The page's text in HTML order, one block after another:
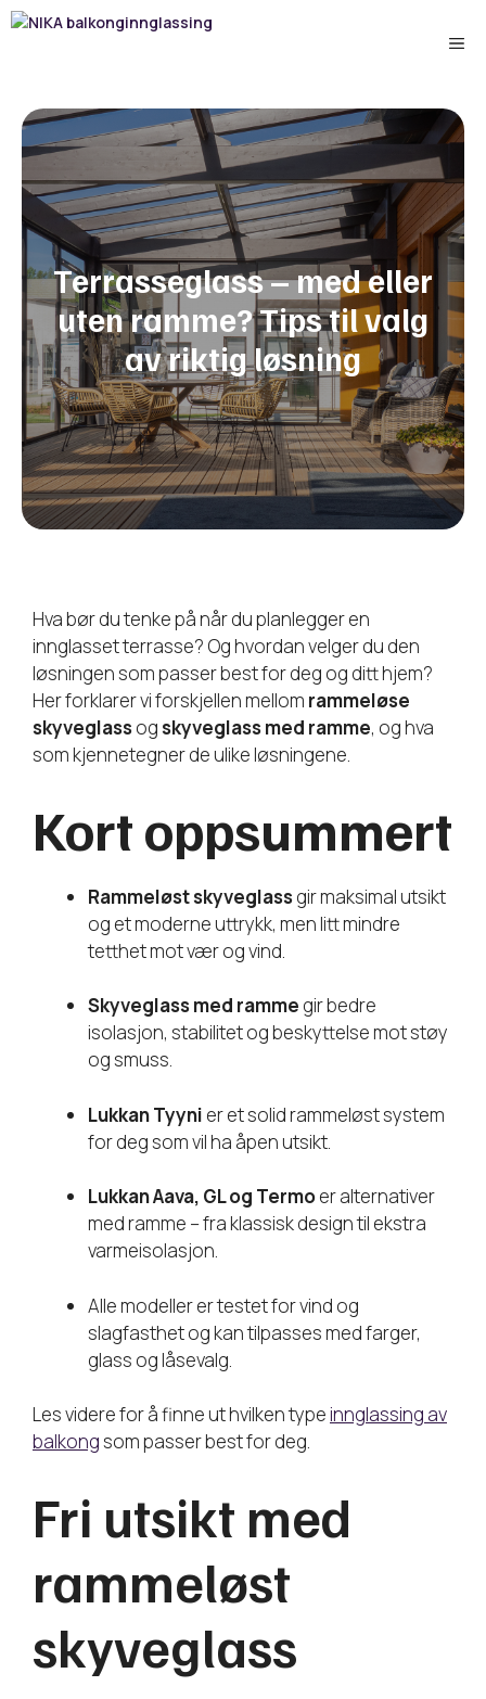
Hopp
Terrasseglass – med eller
uten ramme? Tips til valg
av riktig løsning
Hva bør du tenke på når du planlegger en
innglasset terrasse? Og hvordan velger du den
løsningen som passer best for deg og ditt hjem?
Her forklarer vi forskjellen mellom rammeløse
skyveglass ogskyveglass med ramme, og hva
som kjennetegner de ulike løsningene.
Kort oppsummert
Rammeløst skyveglass gir maksimal utsikt
og et moderne uttrykk, men litt mindre
tetthet mot vær og vind.
Skyveglass med ramme gir bedre
isolasjon, stabilitet og beskyttelse mot støy
og smuss.
Lukkan Tyyni er et solid rammeløst system
for deg som vil ha åpen utsikt.
Lukkan Aava, GL og Termoer alternativer
med ramme – fra klassisk design til ekstra
varmeisolasjon.
Alle modeller er testet for vind og
slagfasthet og kan tilpasses med farger,
glass og låsevalg.
Les videre for å finne ut hvilken typeinnglassing av
balkongsom passer best for deg.
Fri utsikt med
rammeløst
skyveglass